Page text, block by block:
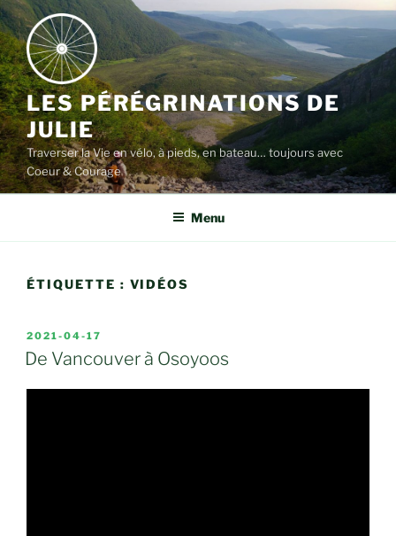
Aller
au
contenu
LES PÉRÉGRINATIONS DE
JULIE
Traverser la Vie en vélo, à pieds, en bateau… toujours avec
Coeur & Courage
Menu
ÉTIQUETTE : VIDÉOS
PUBLIÉ
LE
2021-04-17
De Vancouver à Osoyoos